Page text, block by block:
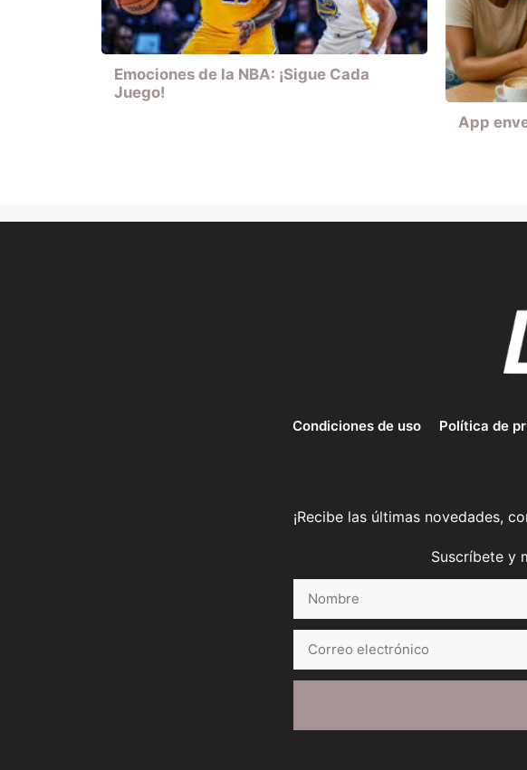
Emociones de la NBA: ¡Sigue Cada
Juego!
App
Condiciones de uso Política de
¡Recibe las últimas novedades,
Suscríbete y
electrónico